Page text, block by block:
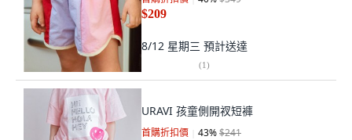
$209
8/12 星期三 預計送達
(1)
URAVI 孩童側開衩短褲
首購折扣價 43%$241